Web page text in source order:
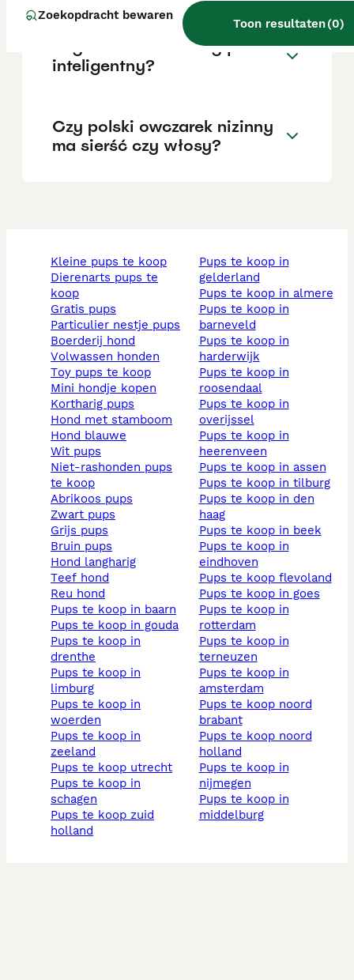
Zoekopdracht bewaren
Toon resultaten(0)
Czy owczarek nizinny jest
inteligentny?
Czy polski owczarek nizinny
ma sierść czy włosy?
kleine pups te koop
dierenarts pups te
koop
gratis pups
particulier nestje pups
boerderij hond
volwassen honden
toy pups te koop
mini hondje kopen
kortharig pups
hond met stamboom
hond blauwe
wit pups
niet-rashonden pups
te koop
abrikoos pups
zwart pups
grijs pups
bruin pups
hond langharig
teef hond
reu hond
pups te koop in baarn
pups te koop in gouda
pups te koop in
drenthe
pups te koop in
limburg
pups te koop in
woerden
pups te koop in
zeeland
pups te koop utrecht
pups te koop in
schagen
pups te koop zuid
holland
pups te koop in
gelderland
pups te koop in almere
pups te koop in
barneveld
pups te koop in
harderwijk
pups te koop in
roosendaal
pups te koop in
overijssel
pups te koop in
heerenveen
pups te koop in assen
pups te koop in tilburg
pups te koop in den
haag
pups te koop in beek
pups te koop in
eindhoven
pups te koop flevoland
pups te koop in goes
pups te koop in
rotterdam
pups te koop in
terneuzen
pups te koop in
amsterdam
pups te koop noord
brabant
pups te koop noord
holland
pups te koop in
nijmegen
pups te koop in
middelburg